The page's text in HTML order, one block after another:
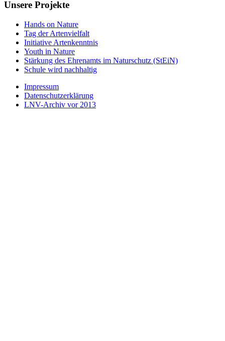
Unsere Projekte
Hands on Nature
Tag der Artenvielfalt
Initiative Artenkenntnis
Youth in Nature
Stärkung des Ehrenamts im Naturschutz (StEiN)
Schule wird nachhaltig
Impressum
Datenschutzerklärung
LNV-Archiv vor 2013